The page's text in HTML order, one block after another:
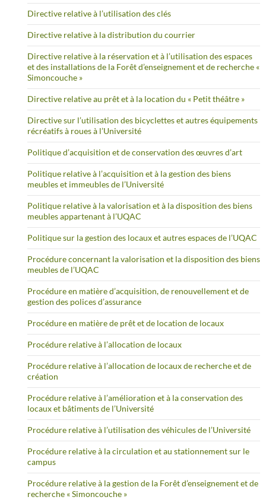
Directive relative à l’utilisation des clés
Directive relative à la distribution du courrier
Directive relative à la réservation et à l’utilisation des espaces
et des installations de la Forêt d’enseignement et de recherche «
Simoncouche »
Directive relative au prêt et à la location du « Petit théâtre »
Directive sur l’utilisation des bicyclettes et autres équipements
récréatifs à roues à l’Université
Politique d’acquisition et de conservation des œuvres d’art
Politique relative à l’acquisition et à la gestion des biens
meubles et immeubles de l’Université
Politique relative à la valorisation et à la disposition des biens
meubles appartenant à l’UQAC
Politique sur la gestion des locaux et autres espaces de l’UQAC
Procédure concernant la valorisation et la disposition des biens
meubles de l’UQAC
Procédure en matière d’acquisition, de renouvellement et de
gestion des polices d’assurance
Procédure en matière de prêt et de location de locaux
Procédure relative à l’allocation de locaux
Procédure relative à l’allocation de locaux de recherche et de
création
Procédure relative à l’amélioration et à la conservation des
locaux et bâtiments de l’Université
Procédure relative à l’utilisation des véhicules de l’Université
Procédure relative à la circulation et au stationnement sur le
campus
Procédure relative à la gestion de la Forêt d’enseignement et de
recherche « Simoncouche »